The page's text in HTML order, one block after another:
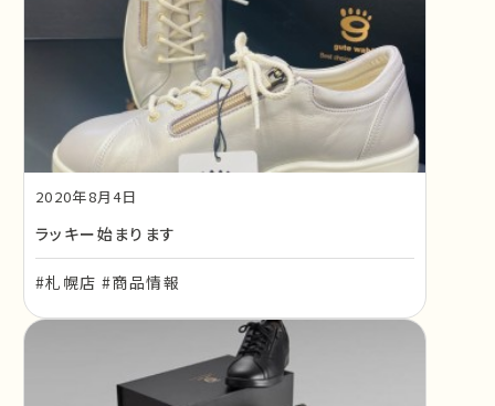
2020年8月4日
ラッキー始まります
#札幌店 #商品情報